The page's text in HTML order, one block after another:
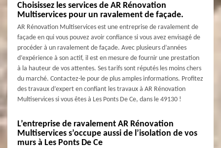
Choisissez les services de AR Rénovation
Multiservices pour un ravalement de façade.
AR Rénovation Multiservices est une entreprise de ravalement de
façade en qui vous pouvez avoir confiance si vous avez envisagé de
procéder à un ravalement de façade. Avec plusieurs d’années
d’expérience à son actif, il est en mesure de fournir une prestation
à la hauteur de vos attentes. Ses tarifs sont réputés les moins chers
du marché. Contactez-le pour de plus amples informations. Profitez
des travaux d’expert en confiant les travaux à AR Rénovation
Multiservices si vous êtes à Les Ponts De Ce, dans le 49130 !
L’entreprise de ravalement AR Rénovation
Multiservices s’occupe aussi de l’isolation de vos
murs à Les Ponts De Ce